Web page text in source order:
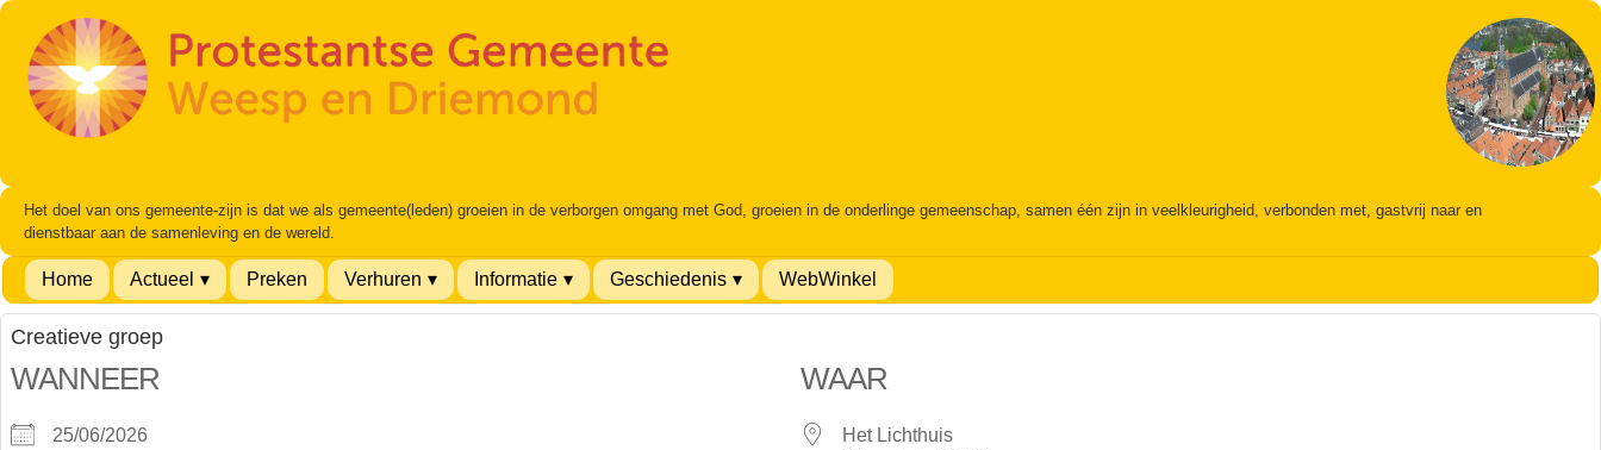
Het doel van ons gemeente-zijn is dat we als gemeente(leden) groeien in de verborgen omgang met God, groeien in de onderlinge gemeenschap, samen één zijn in veelkleurigheid, verbonden met, gastvrij naar en
dienstbaar aan de samenleving en de wereld.
Home Actueel Preken Verhuren Informatie Geschiedenis WebWinkel
Creatieve groep
WANNEER
25/06/2026
WAAR
Het Lichthuis